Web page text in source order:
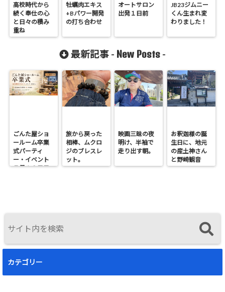
高校時代から
続く奉仕の心
と日々の積み
重ね
牡蠣肉エキス
+Bパワー開発
の打ち合わせ
オートサロン
出発１日前
JB23ジムニー
くん生まれ変
わりました！
最新記事 - New Posts -
ごんた屋ショ
ールーム卒業
式パーティ
ー・イベント
７月１９日日
旅から戻った
相棒、ムクロ
ジのブレスレ
ット。
映画三昧の夜
明け、半袖で
走り出す朝。
お釈迦様の誕
生日に、地元
の産土神さん
と野崎観音
へ。
カテゴリー